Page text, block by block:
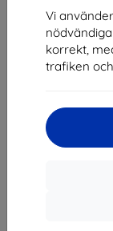
Vi
korrekt,
trafiken
Shield-SK s.r.o.